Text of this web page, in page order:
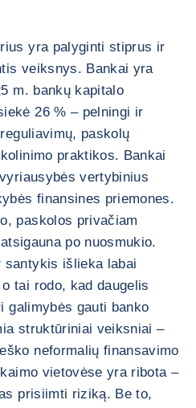
yra palyginti stiprus ir
veiksnys. Bankai yra
m. bankų kapitalo
26 % – pelningi ir
paskolų
praktikos. Bankai
vertybinius
finansines priemones.
paskolos privačiam
po nuosmukio.
santykis išlieka labai
tai rodo, kad daugelis
galimybės gauti banko
struktūriniai veiksniai –
neformalių finansavimo
vietovėse yra ribota –
prisiimti riziką. Be to,